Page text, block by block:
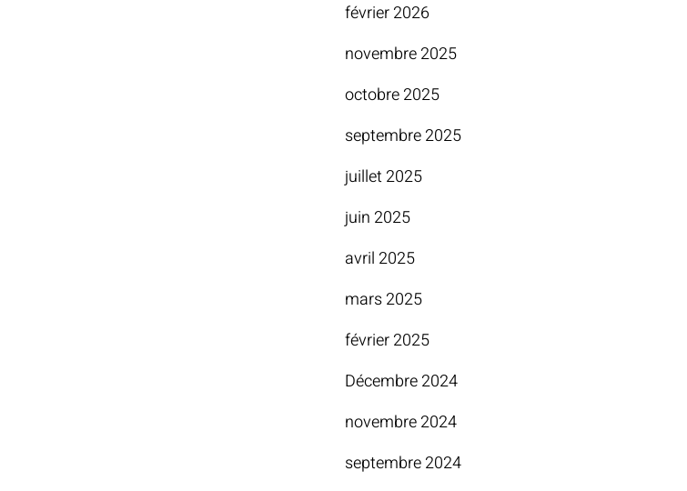
février 2026
novembre 2025
octobre 2025
septembre 2025
juillet 2025
juin 2025
avril 2025
mars 2025
février 2025
Décembre 2024
novembre 2024
septembre 2024